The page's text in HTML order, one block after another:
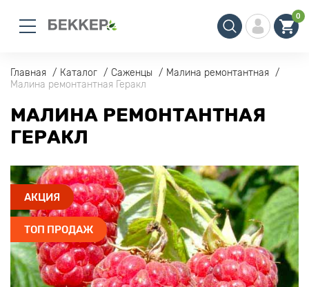
0
Главная Каталог Саженцы
Малина ремонтантная
Малина ремонтантная Геракл
МАЛИНА РЕМОНТАНТНАЯ
ГЕРАКЛ
АКЦИЯ
ТОП ПРОДАЖ